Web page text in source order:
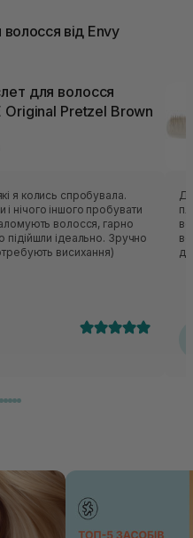
від Envy
для волосся
Original Pretzel Brown
я колись спробувала.
нічого іншого пробувати
волосся, гарно
ідеально. Зручно
висихання)